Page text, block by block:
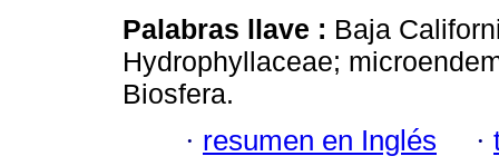
Palabras llave : Baja
Hydrophyllaceae;
Biosfera.
· resumen en Inglés ·